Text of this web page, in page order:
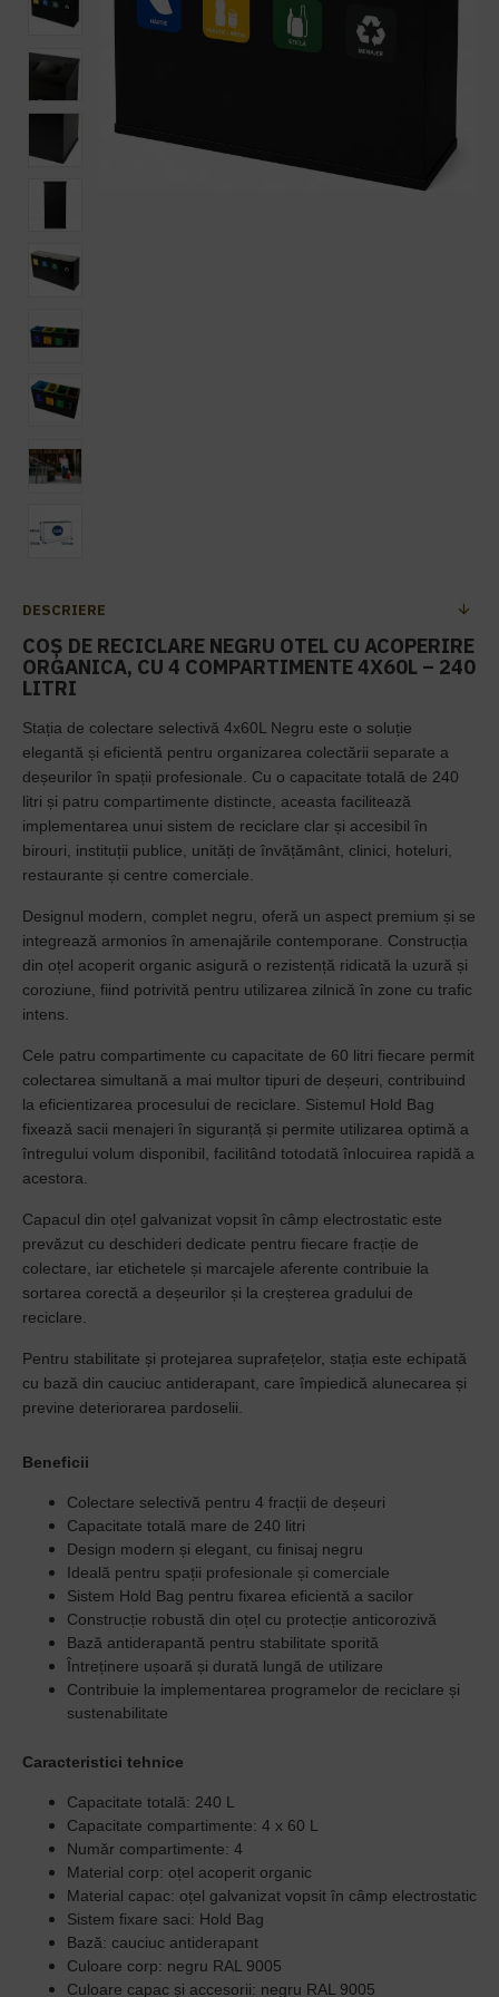
DESCRIERE
COȘ DE RECICLARE NEGRU OTEL CU ACOPERIRE
ORGANICA, CU 4 COMPARTIMENTE 4X60L – 240
LITRI
Stația de colectare selectivă 4x60L Negru este o soluție
elegantă și eficientă pentru organizarea colectării separate a
deșeurilor în spații profesionale. Cu o capacitate totală de 240
litri și patru compartimente distincte, aceasta facilitează
implementarea unui sistem de reciclare clar și accesibil în
birouri, instituții publice, unități de învățământ, clinici, hoteluri,
restaurante și centre comerciale.
Designul modern, complet negru, oferă un aspect premium și se
integrează armonios în amenajările contemporane. Construcția
din oțel acoperit organic asigură o rezistență ridicată la uzură și
coroziune, fiind potrivită pentru utilizarea zilnică în zone cu trafic
intens.
Cele patru compartimente cu capacitate de 60 litri fiecare permit
colectarea simultană a mai multor tipuri de deșeuri, contribuind
la eficientizarea procesului de reciclare. Sistemul Hold Bag
fixează sacii menajeri în siguranță și permite utilizarea optimă a
întregului volum disponibil, facilitând totodată înlocuirea rapidă a
acestora.
Capacul din oțel galvanizat vopsit în câmp electrostatic este
prevăzut cu deschideri dedicate pentru fiecare fracție de
colectare, iar etichetele și marcajele aferente contribuie la
sortarea corectă a deșeurilor și la creșterea gradului de
reciclare.
Pentru stabilitate și protejarea suprafețelor, stația este echipată
cu bază din cauciuc antiderapant, care împiedică alunecarea și
previne deteriorarea pardoselii.
Beneficii
Colectare selectivă pentru 4 fracții de deșeuri
Capacitate totală mare de 240 litri
Design modern și elegant, cu finisaj negru
Ideală pentru spații profesionale și comerciale
Sistem Hold Bag pentru fixarea eficientă a sacilor
Construcție robustă din oțel cu protecție anticorozivă
Bază antiderapantă pentru stabilitate sporită
Întreținere ușoară și durată lungă de utilizare
Contribuie la implementarea programelor de reciclare și
sustenabilitate
Caracteristici tehnice
Capacitate totală: 240 L
Capacitate compartimente: 4 x 60 L
Număr compartimente: 4
Material corp: oțel acoperit organic
Material capac: oțel galvanizat vopsit în câmp electrostatic
Sistem fixare saci: Hold Bag
Bază: cauciuc antiderapant
Culoare corp: negru RAL 9005
Culoare capac și accesorii: negru RAL 9005